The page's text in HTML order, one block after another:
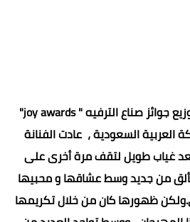
ضمن فعاليات مهرجان توزيع جوائز صناع الترفيه " joy awards"
السعودية ، عادت الفنانة
بعد غياب طويل لتقف مرة أخرى على
من جديد وسط عشاقها و محبيها
ظهورها كان من خلال تكريمها